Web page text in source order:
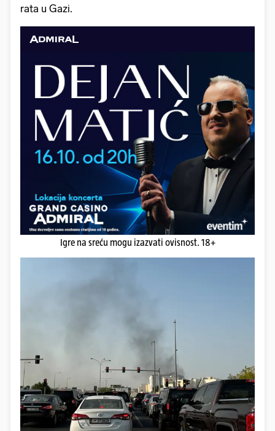
rata u Gazi.
Igre na sreću mogu izazvati ovisnost. 18+